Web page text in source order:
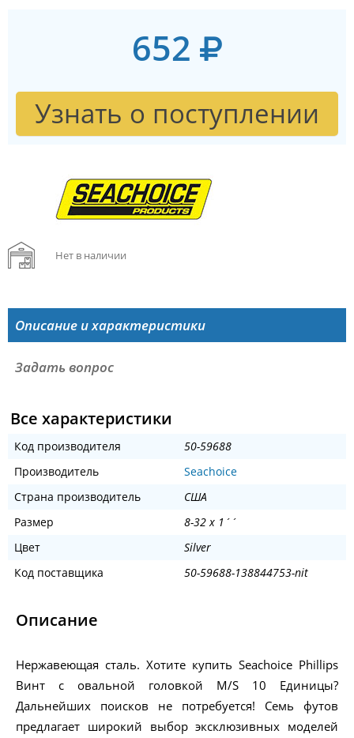
652
Узнать о поступлении
Нет в наличии
Описание и характеристики
Задать вопрос
Все характеристики
Код производителя
50-59688
Производитель
Seachoice
Страна производитель
США
Размер
8-32 x 1´´
Цвет
Silver
Код поставщика
50-59688-138844753-nit
Описание
Нержавеющая сталь. Хотите купить Seachoice Phillips
Винт с овальной головкой M/S 10 Единицы?
Дальнейших поисков не потребуется! Семь футов
предлагает широкий выбор эксклюзивных моделей